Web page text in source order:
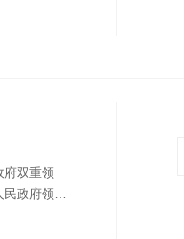
府双重领
政府领导
各项职